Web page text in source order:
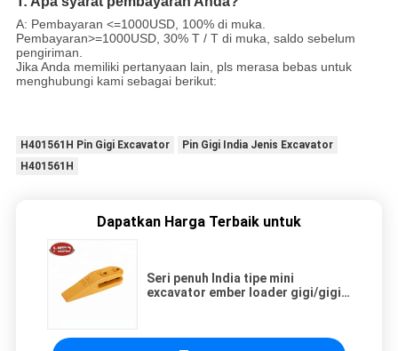
A: Pembayaran <=1000USD, 100% di muka.
Pembayaran>=1000USD, 30% T / T di muka, saldo sebelum
pengiriman.
Jika Anda memiliki pertanyaan lain, pls merasa bebas untuk
menghubungi kami sebagai berikut:
H401561H Pin Gigi Excavator
Pin Gigi India Jenis Excavator
H401561H
Dapatkan Harga Terbaik untuk
Seri penuh India tipe mini
excavator ember loader gigi/gigi